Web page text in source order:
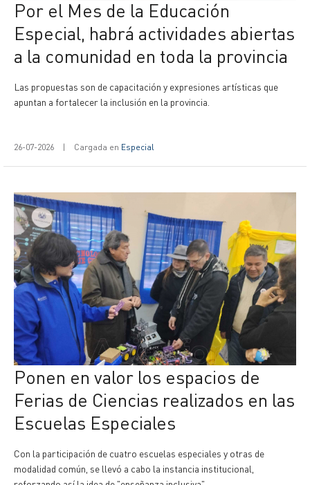
Por el Mes de la Educación
Especial, habrá actividades abiertas
a la comunidad en toda la provincia
Las propuestas son de capacitación y expresiones artísticas que
apuntan a fortalecer la inclusión en la provincia.
26-07-2026 | Cargada en Especial
Ponen en valor los espacios de
Ferias de Ciencias realizados en las
Escuelas Especiales
Con la participación de cuatro escuelas especiales y otras de
modalidad común, se llevó a cabo la instancia institucional,